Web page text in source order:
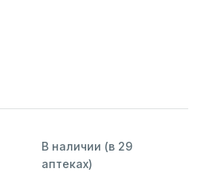
В наличии (в 29
аптеках)